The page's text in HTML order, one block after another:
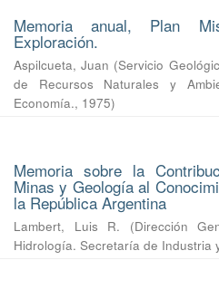
Memoria anual, Plan
Exploración.
Aspilcueta, Juan (Servicio
de Recursos Naturales y
Economía., 1975)
Memoria sobre la
Minas y Geología al
la República Argentina
Lambert, Luis R. (Dirección
Hidrología. Secretaría de Industria